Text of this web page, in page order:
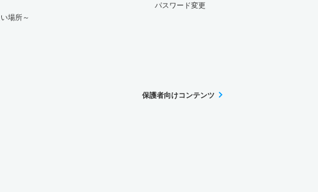
場所～
パスワード変更
保護者向けコンテンツ